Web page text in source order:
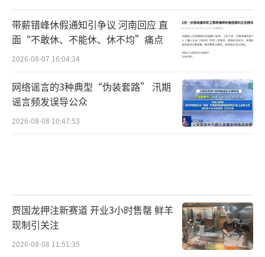
带薪错峰休假通知引争议 河南回应 直
面“不敢休、不能休、休不均”痛点
2026-08-07 16:04:34
网络谣言的3种典型“伪装套路” 汛期
谣言频发误导公众
2026-08-08 10:47:53
贾国龙押注新赛道 开业3小时售罄 鲜羊
现制引关注
2026-08-08 11:51:35